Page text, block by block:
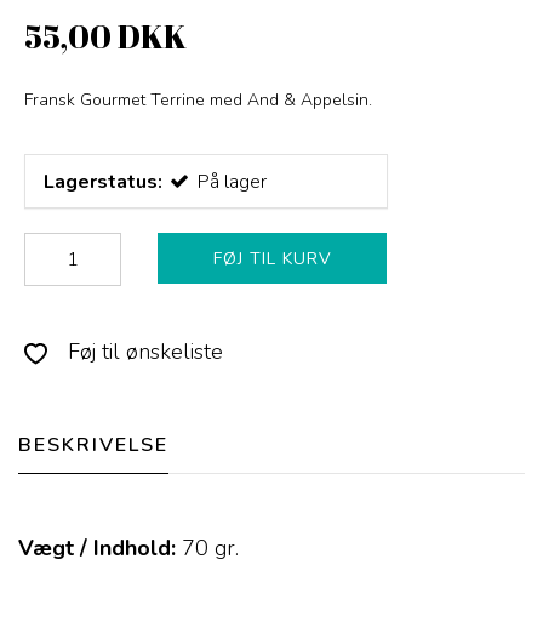
55,00 DKK
Fransk Gourmet Terrine med And & Appelsin.
Lagerstatus: På lager
FØJ TIL KURV
Føj til ønskeliste
BESKRIVELSE
Vægt / Indhold: 70 gr.